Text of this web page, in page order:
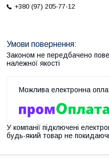
+380 (97) 205-77-12
Законом не передбачено
належної якості
У компанії підключені
будь-який товар не